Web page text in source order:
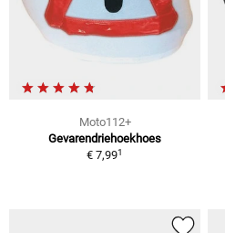
Moto112+
Gevarendriehoekhoes
€ 7,991